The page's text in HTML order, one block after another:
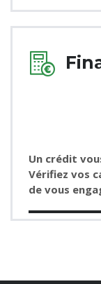
Un crédit
Vérifiez vos
de vous